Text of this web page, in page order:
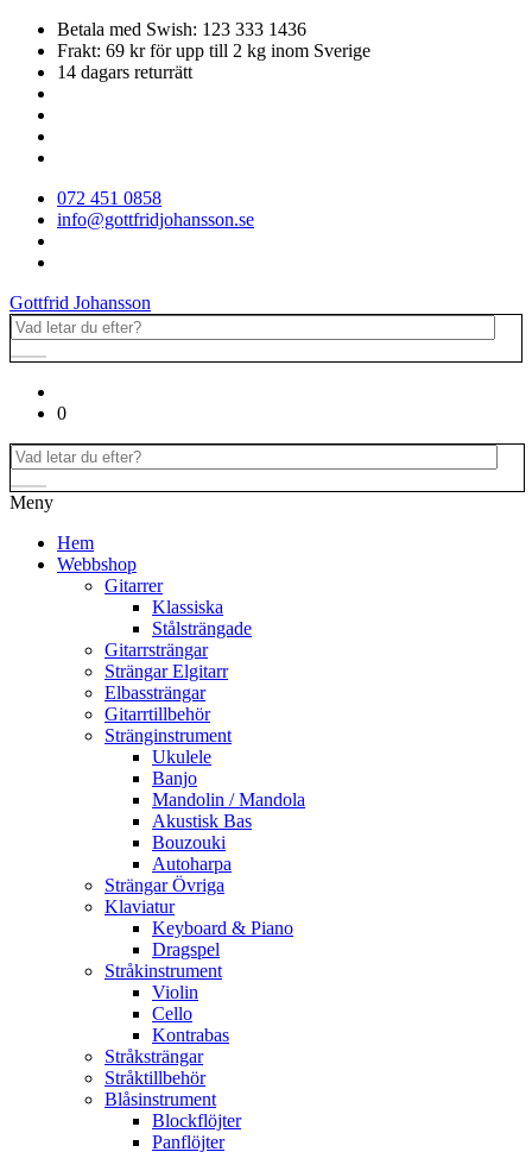
Betala med Swish: 123 333 1436
Frakt: 69 kr för upp till 2 kg inom Sverige
14 dagars returrätt
072 451 0858
info@gottfridjohansson.se
Gottfrid Johansson
0
Meny
Hem
Webbshop
Gitarrer
Klassiska
Stålsträngade
Gitarrsträngar
Strängar Elgitarr
Elbassträngar
Gitarrtillbehör
Stränginstrument
Ukulele
Banjo
Mandolin / Mandola
Akustisk Bas
Bouzouki
Autoharpa
Strängar Övriga
Klaviatur
Keyboard & Piano
Dragspel
Stråkinstrument
Violin
Cello
Kontrabas
Stråksträngar
Stråktillbehör
Blåsinstrument
Blockflöjter
Panflöjter